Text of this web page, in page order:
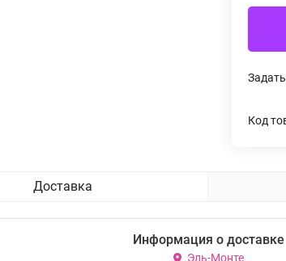
Код
Доставка
Информация о доставке
Эль-Монте